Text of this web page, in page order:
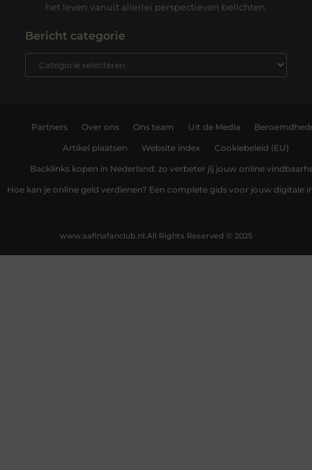
het leven vanuit allerlei perspectieven belichten.
Bericht categorie
Partners Over ons Ons team Uit de Media
Artikel plaatsen Website index Cookiebeleid (EU)
Backlinks kopen in Nederland: zo verbeter jij jouw online
Hoe kan je online geld verdienen? Een complete gids voor jouw digitale
All Rights Reserved © 2025
www.safinafanclub.nl.